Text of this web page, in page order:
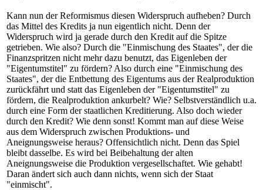
Kann nun der Reformismus diesen Widerspruch aufheben? Durch
das Mittel des Kredits ja nun eigentlich nicht. Denn der
Widerspruch wird ja gerade durch den Kredit auf die Spitze
getrieben. Wie also? Durch die "Einmischung des Staates", der die
Finanzspritzen nicht mehr dazu benutzt, das Eigenleben der
"Eigentumstitel" zu fördern? Also durch eine "Einmischung des
Staates", der die Entbettung des Eigentums aus der Realproduktion
zurückfährt und statt das Eigenleben der "Eigentumstitel" zu
fördern, die Realproduktion ankurbelt? Wie? Selbstverständlich u.a.
durch eine Form der staatlichen Kreditierung. Also doch wieder
durch den Kredit? Wie denn sonst! Kommt man auf diese Weise
aus dem Widerspruch zwischen Produktions- und
Aneignungsweise heraus? Offensichtlich nicht. Denn das Spiel
bleibt dasselbe. Es wird bei Beibehaltung der alten
Aneignungsweise die Produktion vergesellschaftet. Wie gehabt!
Daran ändert sich auch dann nichts, wenn sich der Staat
"einmischt".